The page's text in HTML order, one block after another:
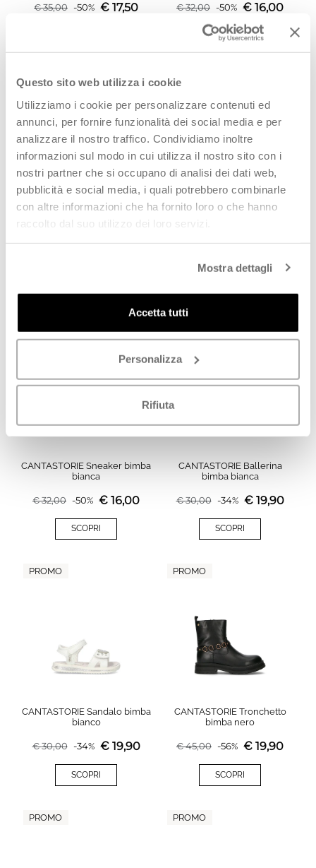
Questo sito web utilizza i cookie
Utilizziamo i cookie per personalizzare contenuti ed
annunci, per fornire funzionalità dei social media e per
analizzare il nostro traffico. Condividiamo inoltre
informazioni sul modo in cui utilizza il nostro sito con i
nostri partner che si occupano di analisi dei dati web,
pubblicità e social media, i quali potrebbero combinarle
con altre informazioni che ha fornito loro o che hanno
raccolto dal suo utilizzo dei loro servizi.
Mostra dettagli
Accetta tutti
Personalizza
Rifiuta
€35,00 -50% € 17,50 €32,00 -50% € 16,00
SCOPRI
PROMO
CANTASTORIE Sneaker bimba
PROMO
CANTASTORIE Sneaker bimba
CANTASTORIE Sneaker bimba
bianca
€32,00 -50% € 16,00
SCOPRI
CANTASTORIE Ballerina
bimba bianca
€30,00 -34% € 19,90
SCOPRI
PROMO
CANTASTORIE Sandalo bimba
bianco
€30,00 -34% € 19,90
SCOPRI
PROMO
CANTASTORIE Tronchetto
bimba nero
€45,00 -56% € 19,90
SCOPRI
PROMO PROMO